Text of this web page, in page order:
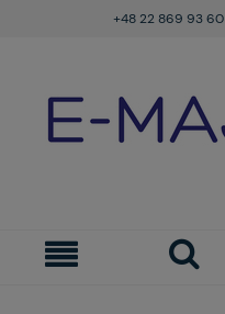
+48 22 869 93 60